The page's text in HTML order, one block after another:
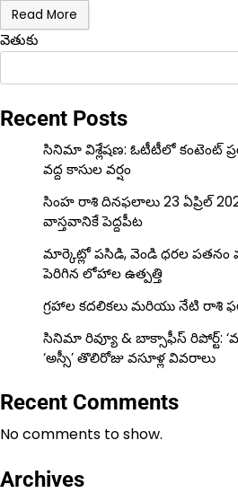
Read More
వెతుకు
Recent Posts
సినిమా విశ్లేషణ: ఓటీటీలో కంటెంట్
వద్ద కాసుల వర్షం
సింహ రాశి దినఫలాలు 23 ఏప్రిల్
వాస్తవానికే పెద్దపీట
మార్కెట్లో పసిడి, వెండి ధరల
పెరిగిన లోహాల ఉత్పత్తి
గ్రహాల కదలికలు మరియు నేటి రాశి
సినిమా రివ్యూ & బాక్సాఫీస్ రిపోర్ట్:
‘అస్సీ’ తొలిరోజు వసూళ్ల వివరాలు
Recent Comments
No comments to show.
Archives